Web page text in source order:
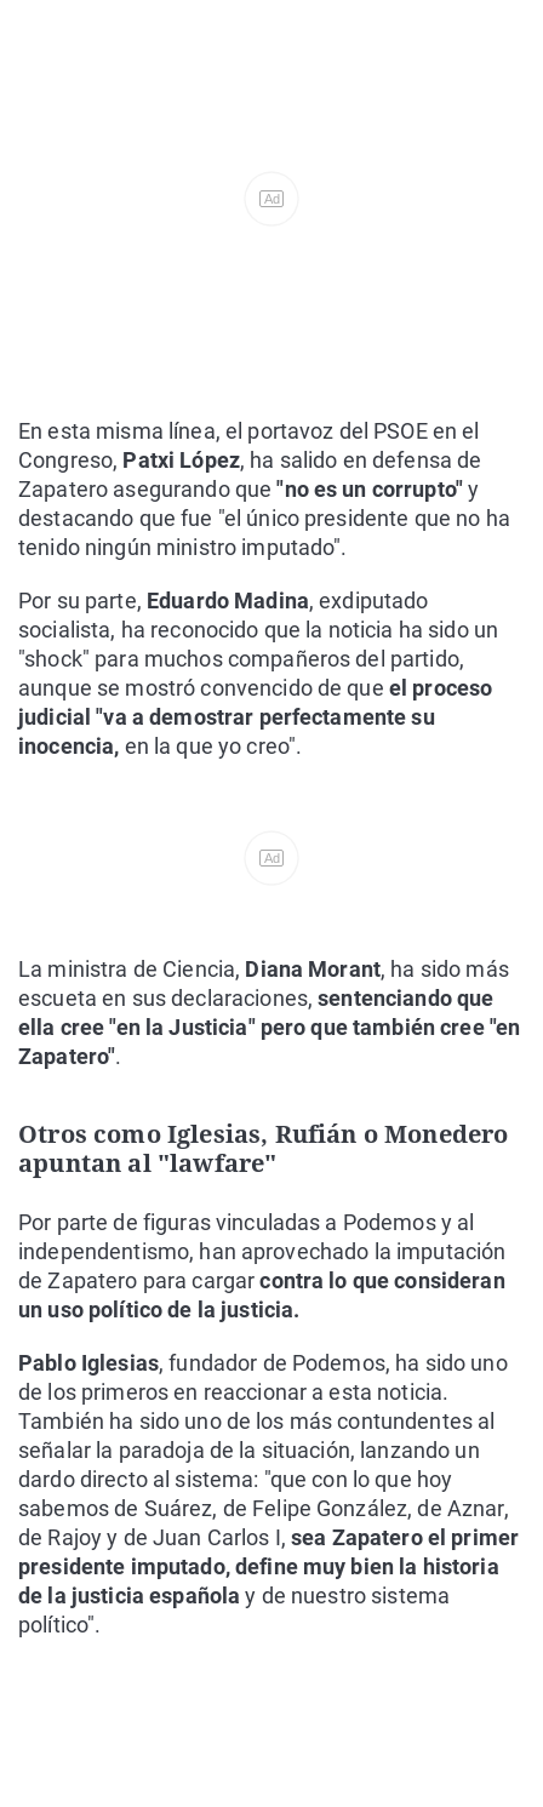
Ad
En esta misma línea, el portavoz del PSOE en el
Congreso, Patxi López, ha salido en defensa de
Zapatero asegurando que "no es un corrupto"y
destacando que fue "el único presidente que no ha
tenido ningún ministro imputado".
Por su parte, Eduardo Madina, exdiputado
socialista, ha reconocido que la noticia ha sido un
"shock" para muchos compañeros del partido,
aunque se mostró convencido de que el proceso
judicial "va a demostrar perfectamente su
inocencia, en la que yo creo".
Ad
La ministra de Ciencia, Diana Morant, ha sido más
escueta en sus declaraciones, sentenciando que
ella cree "en la Justicia" pero que también cree "en
Zapatero".
Otros como Iglesias, Rufián o Monedero
apuntan al "lawfare"
Por parte de figuras vinculadas a Podemos y al
independentismo, han aprovechado la imputación
de Zapatero para cargarcontra lo que consideran
un uso político de la justicia.
Pablo Iglesias, fundador de Podemos, ha sido uno
de los primeros en reaccionar a esta noticia.
También ha sido uno de los más contundentes al
señalar la paradoja de la situación, lanzando un
dardo directo al sistema: "que con lo que hoy
sabemos de Suárez, de Felipe González, de Aznar,
de Rajoy y de Juan Carlos I,sea Zapatero el primer
presidente imputado, define muy bien la historia
de la justicia española y de nuestro sistema
político".